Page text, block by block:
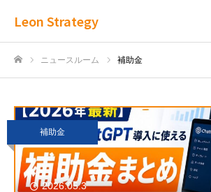
Leon Strategy
ニュースルーム 補助金
補助金
2026.05.3